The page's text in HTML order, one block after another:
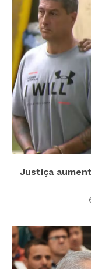
Justiça